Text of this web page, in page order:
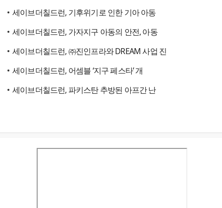
세이브더칠드런, 기후위기로 인한 기아 아동
세이브더칠드런, 가자지구 아동의 안전, 아동
세이브더칠드런, ㈜진인프라와 DREAM 사업 진
세이브더칠드런, 어셈블 ‘지구 페스타’ 개
세이브더칠드런, 파키스탄 추방된 아프간 난